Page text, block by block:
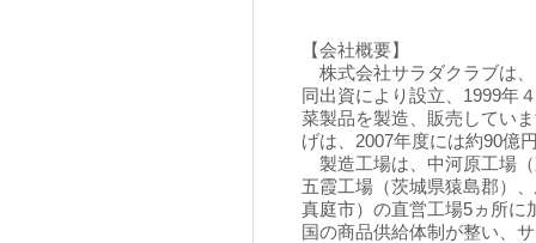
【会社概要】
株式会社サラダクラブは
同出資により設立、1999年
菜製品を製造、販売してい
げは、2007年度には約90億
製造工場は、中河原工場
五霞工場（茨城県猿島郡）
真庭市）の直営工場5ヵ所に
国の商品供給体制が整い、